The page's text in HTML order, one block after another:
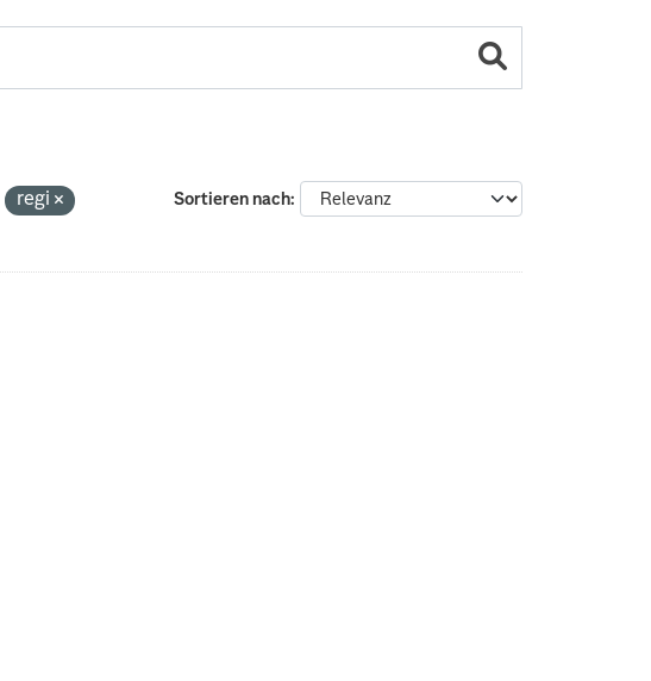
Sortieren nach
regi